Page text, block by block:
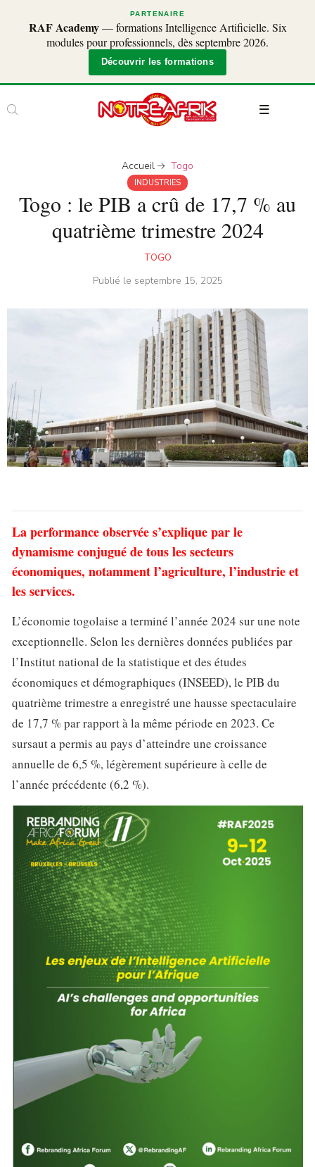
PARTENAIRE
RAF Academy— formations Intelligence Artificielle. Six
modules pour professionnels, dès septembre 2026.
Découvrir les formations
Accueil Togo
INDUSTRIES
Togo : le PIB a crû de 17,7 % au
quatrième trimestre 2024
TOGO
Publié le septembre 15, 2025
La performance observée s’explique par le
dynamisme conjugué de tous les secteurs
économiques, notamment l’agriculture, l’industrie et
les services.
L’économie togolaise a terminé l’année 2024 sur une note
exceptionnelle. Selon les dernières données publiées par
l’Institut national de la statistique et des études
économiques et démographiques (INSEED), le PIB du
quatrième trimestre a enregistré une hausse spectaculaire
de 17,7 % par rapport à la même période en 2023. Ce
sursaut a permis au pays d’atteindre une croissance
annuelle de 6,5 %, légèrement supérieure à celle de
l’année précédente (6,2 %).